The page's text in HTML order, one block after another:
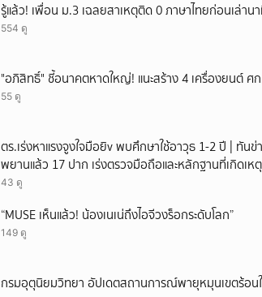
รู้แล้ว! เพื่อน ม.3 เฉลยสาเหตุติด 0 ภาษาไทยก่อนเล่าน
554 ดู
"อภิสิทธิ์" ชี้อนาคตหาดใหญ่! แนะสร้าง 4 เครื่องยนต์ ศ
55 ดู
ตร.เร่งหาแรงจูงใจมือยิv พบศึกษาใช้อาวุธ 1-2 ปี | ทัน
พยานแล้ว 17 ปาก เร่งตรวจมือถือและหลักฐานที่เกิดเ
เพื่อน และสื่อโซเ
43 ดู
“MUSE เห็นแล้ว! น้องเนเน่ถึงไอจีวงร็อกระดับโลก”
149 ดู
กรมอุตุนิยมวิทยา อัปเดตสถานการณ์พายุหมุนเขตร้อนใ